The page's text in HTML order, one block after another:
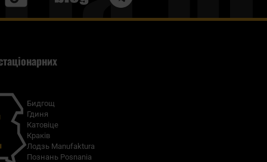
Бидгощ
Гдиня
Катовіце
Краків
Лодзь Manufaktura
Познань Posnania